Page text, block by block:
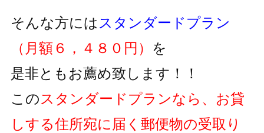
そんな方には スタンダードプラン
（月額６，４８０円） を
是非ともお薦め致します！！
この スタンダードプランなら、お貸
しする住所宛に届く郵便物の受取り